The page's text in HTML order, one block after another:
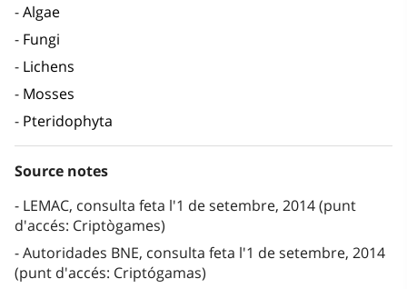
Algae
Fungi
Lichens
Mosses
Pteridophyta
Source notes
LEMAC, consulta feta l'1 de setembre, 2014 (punt
d'accés: Criptògames)
Autoridades BNE, consulta feta l'1 de setembre, 2014
(punt d'accés: Criptógamas)